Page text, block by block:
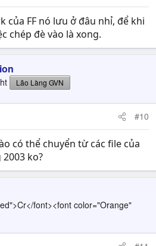
của FF nó lưu ở đâu nhỉ, để khi
chép đè vào là xong.
Lão Làng GVN
#10
có thể chuyển từ các file của
2003 ko?
font><font color="Orange"